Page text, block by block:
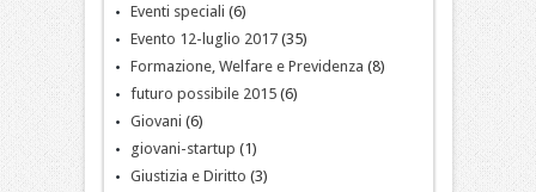
Eventi speciali (6)
Evento 12-luglio 2017(35)
Formazione, Welfare e Previdenza (8)
futuro possibile 2015(6)
Giovani (6)
giovani-startup (1)
Giustizia e Diritto (3)